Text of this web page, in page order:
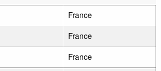
France
France
France